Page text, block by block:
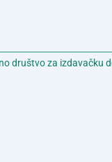
društvo za izdavačku